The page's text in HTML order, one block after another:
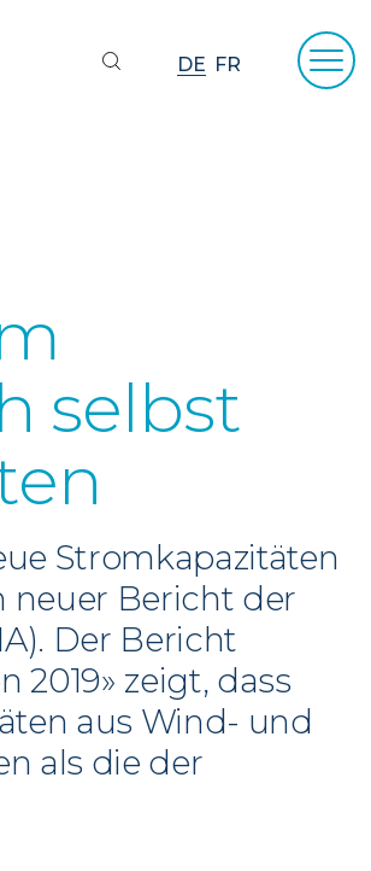
DE FR
selbst
Stromkapazitäten
neuer Bericht der
Der Bericht
2019» zeigt, dass
aus Wind- und
als die der